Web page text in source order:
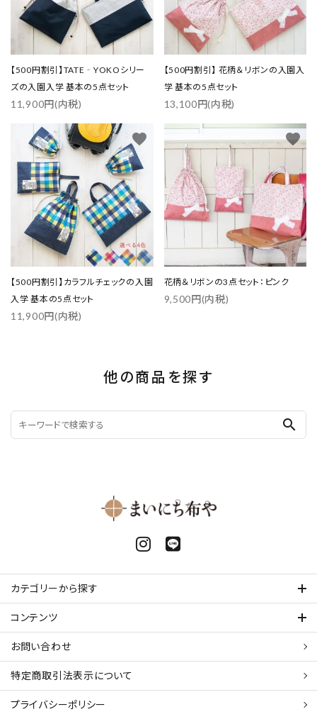
【500円割引】TATE‐YOKOシリー
ズの入園入学 基本の5点セット
11,900円(内税)
【500円割引】 花柄＆リボンの入園入
学 基本の5点セット
13,100円(内税)
【500円割引】カラフルチェックの入園
入学 基本の5点セット
11,900円(内税)
favorite
花柄＆リボンの3点セット：ピンク
9,500円(内税)
favorite
他の商品を探す
search
カテゴリーから探す
コンテンツ
お問い合わせ
特定商取引法表示について
プライバシーポリシー